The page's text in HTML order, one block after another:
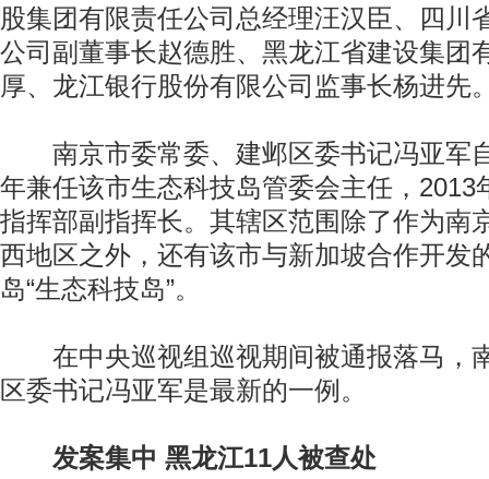
股集团有限责任公司总经理汪汉臣、四川
公司副董事长赵德胜、黑龙江省建设集团
厚、龙江银行股份有限公司监事长杨进先
南京市委常委、建邺区委书记冯亚军
年兼任该市生态科技岛管委会主任，2013
指挥部副指挥长。其辖区范围除了作为南
西地区之外，还有该市与新加坡合作开发
岛“生态科技岛”。
在中央巡视组巡视期间被通报落马，
区委书记冯亚军是最新的一例。
发案集中 黑龙江11人被查处